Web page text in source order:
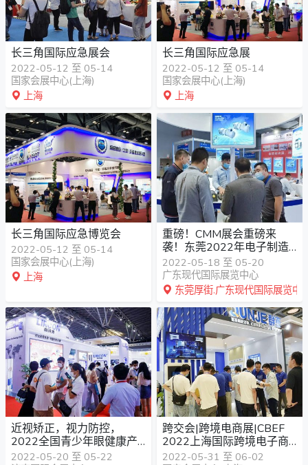
长三角国际应急展会
2022-05-12 至 05-14
国家会展中心(上海)
上海
长三角国际应急展
2022-05-12 至 05-14
国家会展中心(上海)
上海
长三角国际应急博览会
2022-05-12 至 05-14
国家会展中心(上海)
上海
重磅！CMM展会重磅来
袭！东莞2022年电子制造
自动化设备展
2022-05-18 至 05-20
广东现代国际展览中心
东莞厚街.广东现代国际展览中
近视矫正，视力防控，
2022全国青少年眼健康产
业展在济南举办
2022-05-20 至 05-22
跨交会|跨境电商展|CBEF
2022上海国际跨境电子商
务博览会
2022-05-31 至 06-02